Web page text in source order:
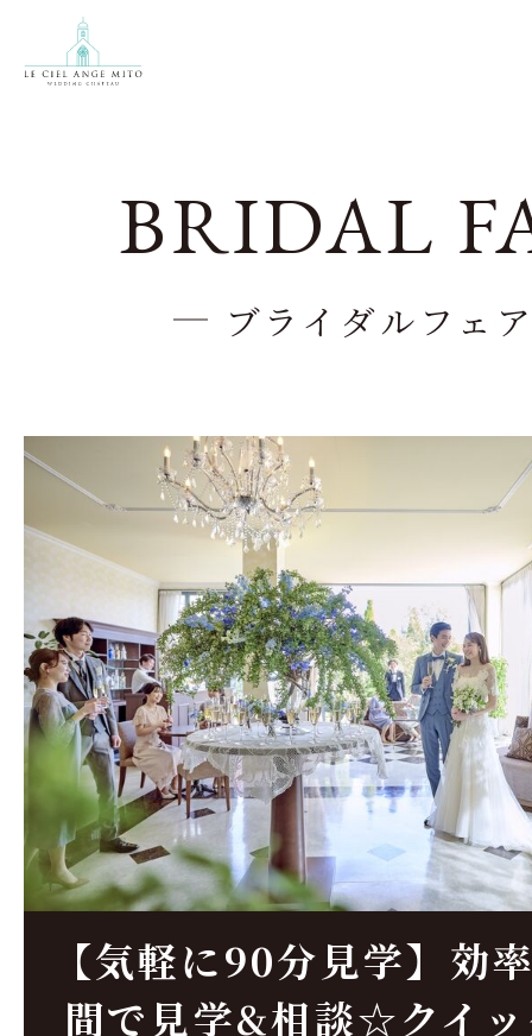
BRIDAL
ブライダルフェ
【気軽に90分見学】効
間で見学&相談☆クイ